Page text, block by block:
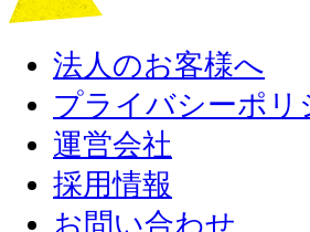
法人のお客様へ
プライバシーポリ
運営会社
採用情報
お問い合わせ